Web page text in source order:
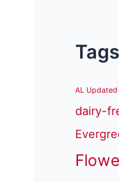
Tags
AL Updated
dairy-